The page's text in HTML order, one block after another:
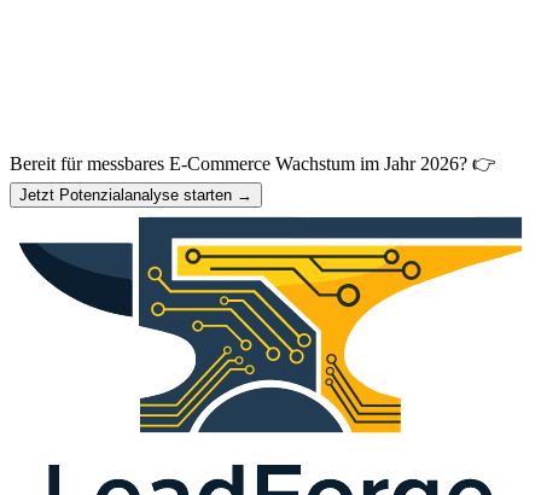
Bereit für messbares E-Commerce Wachstum im Jahr 2026? 👉
Jetzt Potenzialanalyse starten →